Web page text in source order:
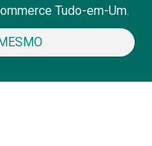
Tudo-em-Um.